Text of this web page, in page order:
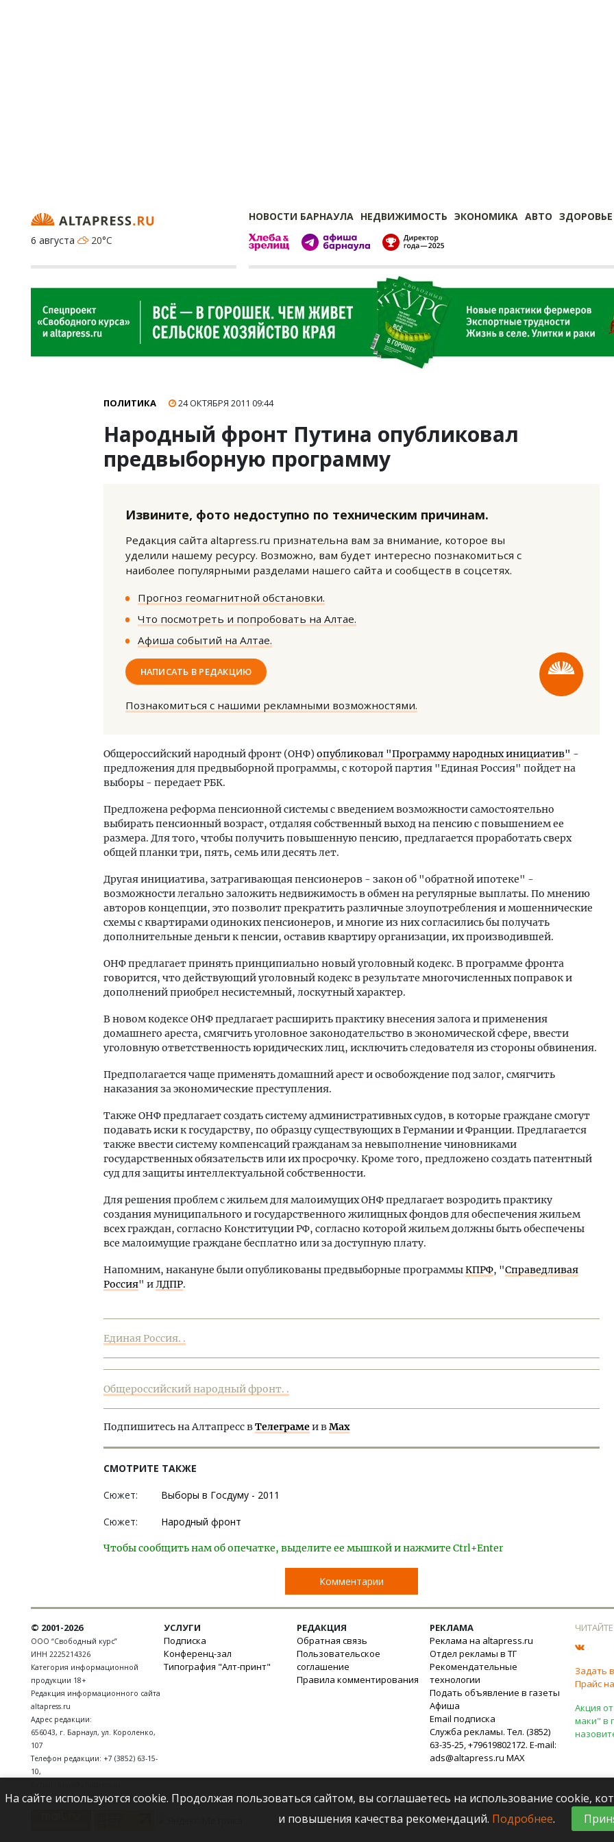
НОВОСТИ БАРНАУЛА НЕДВИЖИМОСТЬ ЭКОНОМИКА АВТО ЗДОРОВЬЕ
6 августа
20°C
ПОЛИТИКА 24 ОКТЯБРЯ 2011 09:44
Народный фронт Путина опубликовал
предвыборную программу
Извините, фото недоступно по техническим причинам.
Редакция сайта altapress.ru признательна вам за внимание, которое вы
уделили нашему ресурсу. Возможно, вам будет интересно познакомиться с
наиболее популярными разделами нашего сайта и сообществ в соцсетях.
Прогноз геомагнитной обстановки.
Что посмотреть и попробовать на Алтае.
Афиша событий на Алтае.
НАПИСАТЬ В РЕДАКЦИЮ
Познакомиться с нашими рекламными возможностями.
Общероссийский народный фронт (ОНФ) опубликовал "Программу народных инициатив" -
предложения для предвыборной программы, с которой партия "Единая Россия" пойдет на
выборы - передает РБК.
Предложена реформа пенсионной системы с введением возможности самостоятельно
выбирать пенсионный возраст, отдаляя собственный выход на пенсию с повышением ее
размера. Для того, чтобы получить повышенную пенсию, предлагается проработать сверх
общей планки три, пять, семь или десять лет.
Другая инициатива, затрагивающая пенсионеров - закон об "обратной ипотеке" -
возможности легально заложить недвижимость в обмен на регулярные выплаты. По мнению
авторов концепции, это позволит прекратить различные злоупотребления и мошеннические
схемы с квартирами одиноких пенсионеров, и многие из них согласились бы получать
дополнительные деньги к пенсии, оставив квартиру организации, их производившей.
ОНФ предлагает принять принципиально новый уголовный кодекс. В программе фронта
говорится, что действующий уголовный кодекс в результате многочисленных поправок и
дополнений приобрел несистемный, лоскутный характер.
В новом кодексе ОНФ предлагает расширить практику внесения залога и применения
домашнего ареста, смягчить уголовное законодательство в экономической сфере, ввести
уголовную ответственность юридических лиц, исключить следователя из стороны обвинения.
Предполагается чаще применять домашний арест и освобождение под залог, смягчить
наказания за экономические преступления.
Также ОНФ предлагает создать систему административных судов, в которые граждане смогут
подавать иски к государству, по образцу существующих в Германии и Франции. Предлагается
также ввести систему компенсаций гражданам за невыполнение чиновниками
государственных обязательств или их просрочку. Кроме того, предложено создать патентный
суд для защиты интеллектуальной собственности.
Для решения проблем с жильем для малоимущих ОНФ предлагает возродить практику
создания муниципального и государственного жилищных фондов для обеспечения жильем
всех граждан, согласно Конституции РФ, согласно которой жильем должны быть обеспечены
все малоимущие граждане бесплатно или за доступную плату.
Напомним, накануне были опубликованы предвыборные программыКПРФ, "Справедливая
Россия" иЛДПР.
Единая Россия. .
Общероссийский народный фронт. .
Подпишитесь на Алтапресс вТелеграмеи вMax
СМОТРИТЕ ТАКЖЕ
Сюжет: Выборы в Госдуму - 2011
Сюжет: Народный фронт
Чтобы сообщить нам об опечатке, выделите ее мышкой и нажмите Ctrl+Enter
Комментарии
ЗИАС — об эстетике городов,
трендах в фасадах и развитии рынка
«Белкур» в Белокурихе
© 2001-2026
ООО “Свободный курс”
ИНН 2225214326
Категория информационной
продукции 18+
Редакция информационного сайта
altapress.ru
Адрес редакции:
656043, г. Барнаул, ул. Короленко,
107
Телефон редакции: +7 (3852) 63-15-
10,
УСЛУГИ
Подписка
Конференц-зал
Типография "Алт-принт"
РЕДАКЦИЯ
Обратная связь
Пользовательское
соглашение
Правила комментирования
РЕКЛАМА
Реклама на altapress.ru
Отдел рекламы в ТГ
Рекомендательные
технологии
Подать объявление в газеты
Афиша
Email подписка
Служба рекламы. Тел. (3852)
63-35-25, +79619802172. E-mail:
ads@altapress.ru MAX
Задать
Прайс
Акция
маки" в
На сайте используются cookie. Продолжая пользоваться сайтом, вы соглашаетесь на использование cookie,
и повышения качества рекомендаций. Подробнее.